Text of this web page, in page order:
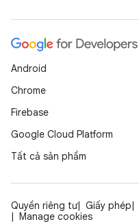
Android
Chrome
Firebase
Google Cloud Platform
Tất cả sản phẩm
Quyền riêng tư Giấy phép
Manage cookies